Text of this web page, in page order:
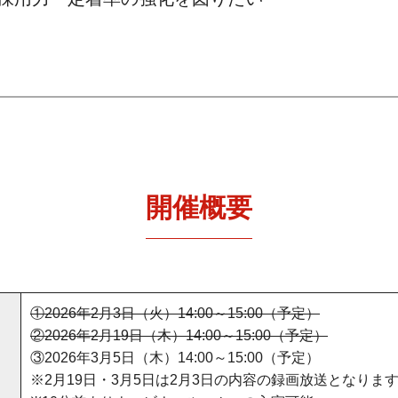
開催概要
①2026年2月3日（火）14:00～15:00（予定）
②2026年2月19日（木）14:00～15:00（予定）
③2026年3月5日（木）14:00～15:00（予定）
※2月19日・3月5日は2月3日の内容の録画放送となりま